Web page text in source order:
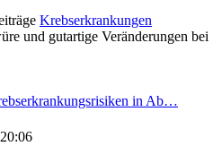
Krebserkrankungen
und gutartige Veränderungen bei
in Ab…